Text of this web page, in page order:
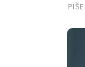
PIŠE